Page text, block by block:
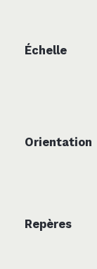
Échelle
Orientation
Repères